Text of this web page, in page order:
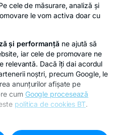
confidențialitate Politica de cookies
Toate drepturile
cele de măsurare, analiză și
le vom activa doar cu
și performanță ne ajută să
iar cele de promovare ne
relevantă. Dacă îți dai acordul
noștri, precum Google, le
anunțurilor afișate pe
cum Google procesează
politica de cookies BT.